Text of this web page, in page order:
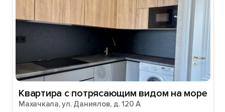
Квартира с потрясающим видом на море
Махачкала, ул. Даниялов, д. 120 А